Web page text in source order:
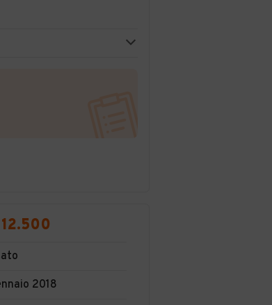
2018